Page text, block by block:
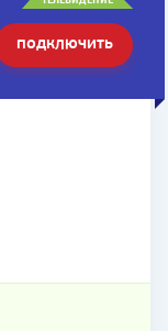
ПОДКЛЮЧИТЬ